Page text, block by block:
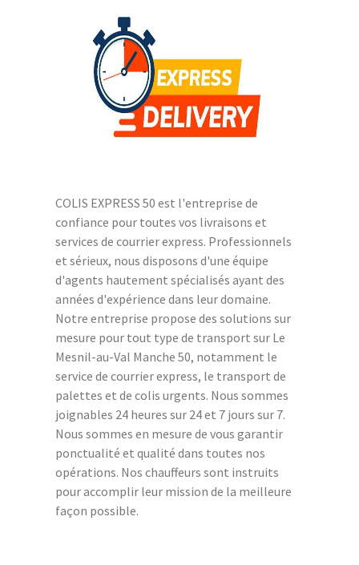
COLIS EXPRESS 50 est l'entreprise de
confiance pour toutes vos livraisons et
services de courrier express. Professionnels
et sérieux, nous disposons d'une équipe
d'agents hautement spécialisés ayant des
années d'expérience dans leur domaine.
Notre entreprise propose des solutions sur
mesure pour tout type de transport sur Le
Mesnil-au-Val Manche 50, notamment le
service de courrier express, le transport de
palettes et de colis urgents. Nous sommes
joignables 24 heures sur 24 et 7 jours sur 7.
Nous sommes en mesure de vous garantir
ponctualité et qualité dans toutes nos
opérations. Nos chauffeurs sont instruits
pour accomplir leur mission de la meilleure
façon possible.